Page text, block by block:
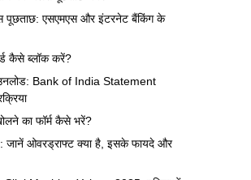
पूछताछ: एसएमएस और इंटरनेट बैंकिंग के
कैसे ब्लॉक करें?
Bank of India Statement
का फॉर्म कैसे भरें?
ओवरड्राफ्ट क्या है, इसके फायदे और